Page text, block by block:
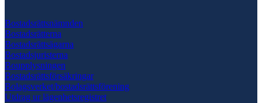
Bostadsrättsnämnden
Bostadsrätterna
Bostadsrättsägarna
Bostadsjuristerna
Boupplysningen
Bostadsrättsförsäkringar
Bolagsverket/bostadsrättsförening
Utdrag ur lägenhetsregistret